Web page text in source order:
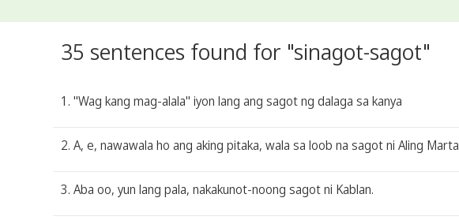
35 sentences found for "sinagot-sagot"
1. "Wag kang mag-alala" iyon lang ang sagot ng dalaga sa kanya
2. A, e, nawawala ho ang aking pitaka, wala sa loob na sagot ni Aling Marta
3. Aba oo, yun lang pala, nakakunot-noong sagot ni Kablan.